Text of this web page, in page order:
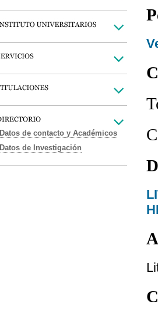
Datos de contacto y Académicos
Datos de Investigación